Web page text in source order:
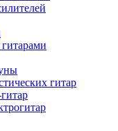
гитарами
гитар